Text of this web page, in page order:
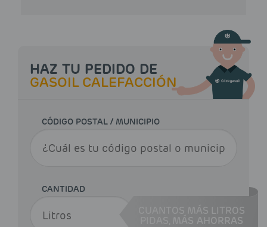
HAZ TU PEDIDO DE
GASOIL CALEFACCIÓN
CÓDIGO POSTAL / MUNICIPIO
CANTIDAD
CUANTOS MÁS LITROS
MÁS AHORRAS